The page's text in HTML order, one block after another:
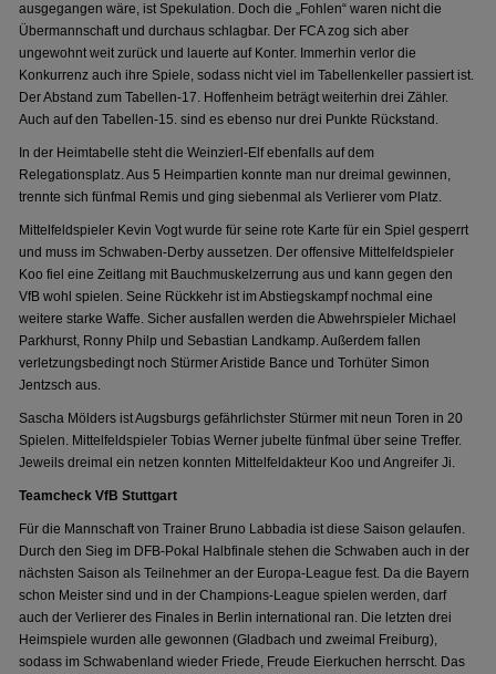
ausgegangen wäre, ist Spekulation. Doch die „Fohlen“ waren nicht die
Übermannschaft und durchaus schlagbar. Der FCA zog sich aber
ungewohnt weit zurück und lauerte auf Konter. Immerhin verlor die
Konkurrenz auch ihre Spiele, sodass nicht viel im Tabellenkeller passiert ist.
Der Abstand zum Tabellen-17. Hoffenheim beträgt weiterhin drei Zähler.
Auch auf den Tabellen-15. sind es ebenso nur drei Punkte Rückstand.
In der Heimtabelle steht die Weinzierl-Elf ebenfalls auf dem
Relegationsplatz. Aus 5 Heimpartien konnte man nur dreimal gewinnen,
trennte sich fünfmal Remis und ging siebenmal als Verlierer vom Platz.
Mittelfeldspieler Kevin Vogt wurde für seine rote Karte für ein Spiel gesperrt
und muss im Schwaben-Derby aussetzen. Der offensive Mittelfeldspieler
Koo fiel eine Zeitlang mit Bauchmuskelzerrung aus und kann gegen den
VfB wohl spielen. Seine Rückkehr ist im Abstiegskampf nochmal eine
weitere starke Waffe. Sicher ausfallen werden die Abwehrspieler Michael
Parkhurst, Ronny Philp und Sebastian Landkamp. Außerdem fallen
verletzungsbedingt noch Stürmer Aristide Bance und Torhüter Simon
Jentzsch aus.
Sascha Mölders ist Augsburgs gefährlichster Stürmer mit neun Toren in 20
Spielen. Mittelfeldspieler Tobias Werner jubelte fünfmal über seine Treffer.
Jeweils dreimal ein netzen konnten Mittelfeldakteur Koo und Angreifer Ji.
Teamcheck VfB Stuttgart
Für die Mannschaft von Trainer Bruno Labbadia ist diese Saison gelaufen.
Durch den Sieg im DFB-Pokal Halbfinale stehen die Schwaben auch in der
nächsten Saison als Teilnehmer an der Europa-League fest. Da die Bayern
schon Meister sind und in der Champions-League spielen werden, darf
auch der Verlierer des Finales in Berlin international ran. Die letzten drei
Heimspiele wurden alle gewonnen (Gladbach und zweimal Freiburg),
sodass im Schwabenland wieder Friede, Freude Eierkuchen herrscht. Das